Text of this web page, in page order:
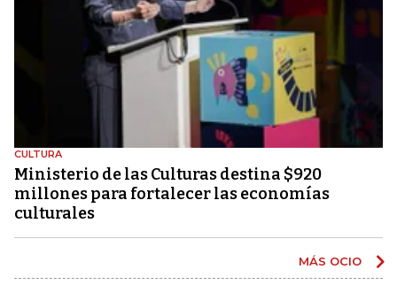
CULTURA
Ministerio de las Culturas destina $920
millones para fortalecer las economías
culturales
MÁS OCIO